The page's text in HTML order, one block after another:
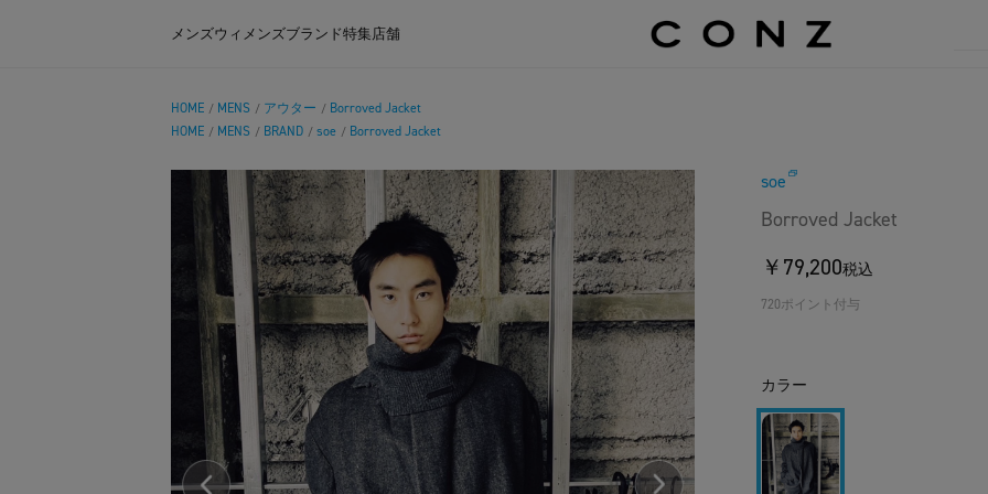
メンズウィメンズブランド特集店舗
HOME / MENS / アウター / Borroved Jacket
HOME / MENS / BRAND / soe / Borroved Jacket
soe
Borroved Jacket
￥79,200税込
720ポイント付与
カラー